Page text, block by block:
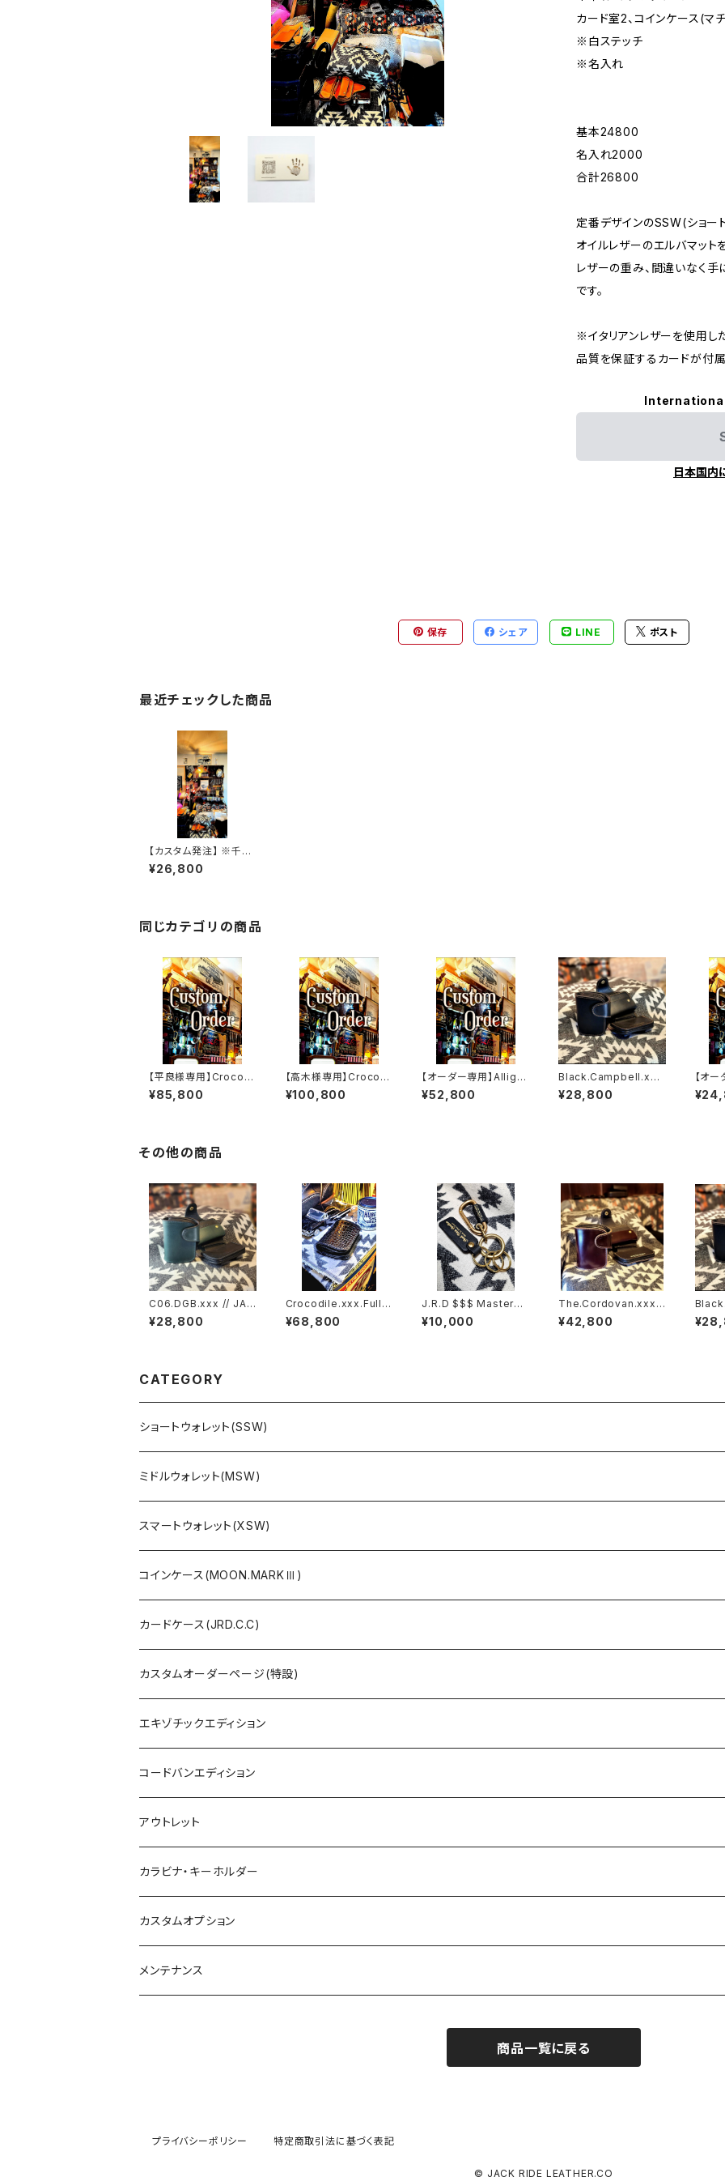
カード室2、コインケース(マ
※白ステッチ
※名入れ
基本24800
名入れ2000
合計26800
定番デザインのSSW(ショー
オイルレザーのエルバマット
レザーの重み、間違いなく
です。
※イタリアンレザーを使用し
品質を保証するカードが付
日本国内
保存 シェア LINE ポスト
最近チェックした商品
【カスタム発注】 ※千野
様 .JACK.RIDE.XSW
¥26,800
同じカテゴリの商品
【平良様専用】Crocodi
le.xxx.ORIENTAL-BL
UE.Edition// JACK.RI
¥85,800
【高木様専用】Crocodi
le.xxx."HIMARAYA".E
dition// JACK.RIDE.
¥100,800
【オーダー専用】Alligat
or.xxx.Peacock,Blu
e.Edition// JACK.RI
¥52,800
Black.Campbell.xxx
// JACK.RIDE.SSW
¥28,800
【オ
レッ
その他の商品
C06.DGB.xxx // JAC
K.RIDE.SSW
¥28,800
Crocodile.xxx.Full-
Black.Edition// JAC
K.RIDE.SSW
¥68,800
J.R.D $$$ Master×K
eyring B&G $$$
¥10,000
The.Cordovan.xxx.
Burgundy.Edition// J
ACK.RIDE.SSW
¥42,800
//
CATEGORY
ショートウォレット(SSW)
ミドルウォレット(MSW)
スマートウォレット(XSW)
コインケース(MOON.MARKⅢ)
カードケース(JRD.C.C)
カスタムオーダーページ(特設)
エキゾチックエディション
コードバンエディション
アウトレット
カラビナ・キーホルダー
カスタムオプション
メンテナンス
商品一覧に戻る
プライバシーポリシー 特定商取引法に基づく表記
© JACK RIDE LEATHER.CO